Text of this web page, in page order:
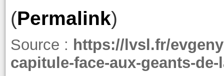
(Permalink)
Source : https://lvsl.fr/
capitule-face-aux-geants-de-